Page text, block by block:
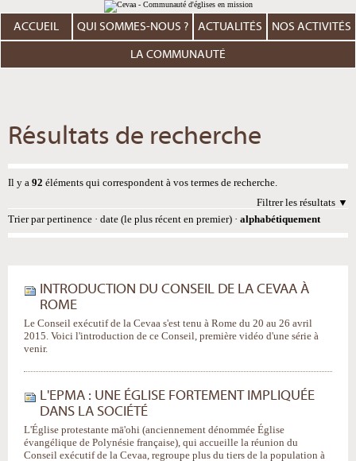
au
contenu.
Aller
personnels
ACCUEIL QUI SOMMES-NOUS ? ACTUALITÉS NOS ACTIVITÉS
LA COMMUNAUTÉ
Résultats de recherche
Il y a 92 éléments qui correspondent à vos termes de recherche.
Filtrer les résultats
Trier par pertinence · date (le plus récent en premier) · alphabétiquement
INTRODUCTION DU CONSEIL DE LA CEVAA À
ROME
Le Conseil exécutif de la Cevaa s'est tenu à Rome du 20 au 26 avril
2015. Voici l'introduction de ce Conseil, première vidéo d'une série à
venir.
L'EPMA : UNE ÉGLISE FORTEMENT IMPLIQUÉE
DANS LA SOCIÉTÉ
L'Église protestante mā'ohi (anciennement dénommée Église
évangélique de Polynésie française), qui accueille la réunion du
Conseil exécutif de la Cevaa, regroupe plus du tiers de la population à